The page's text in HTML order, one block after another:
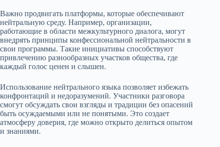
Важно продвигать платформы, которые обеспечивают
нейтральную среду. Например, организации,
работающие в области межкультурного диалога, могут
внедрять принципы конфессиональной нейтральности в
свои программы. Такие инициативы способствуют
привлечению разнообразных участков общества, где
каждый голос ценен и слышен.
Использование нейтрального языка позволяет избежать
конфронтаций и недоразумений. Участники разговора
смогут обсуждать свои взгляды и традиции без опасений
быть осуждаемыми или не понятыми. Это создает
атмосферу доверия, где можно открыто делиться опытом
и знаниями.